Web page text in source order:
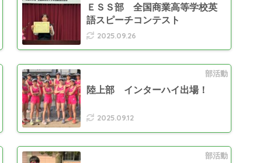
ＥＳＳ部 全国商業高等学校英
語スピーチコンテスト
2025.09.26
部活動
陸上部 インターハイ出場！
2025.09.12
部活動